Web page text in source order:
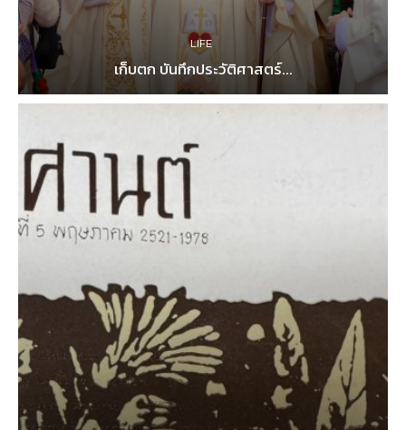
LIFE
เก็บตก บันทึกประวัติศาสตร์...